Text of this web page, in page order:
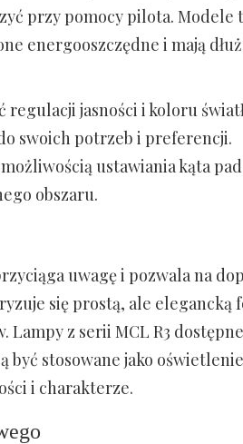
przy pomocy pilota. Modele
energooszczędne i mają
jasności i koloru
swoich potrzeb i preferencji.
ustawiania kąta
obszaru.
uwagę i pozwala na
się prostą, ale elegancką
z serii MCL R3
stosowane jako
i charakterze.